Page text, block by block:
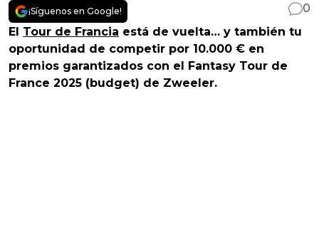
¡Síguenos en Google!
0
El Tour de Francia está de vuelta… y también tu
oportunidad de competir por 10.000 € en
premios garantizados con el Fantasy Tour de
France 2025 (budget) de Zweeler.